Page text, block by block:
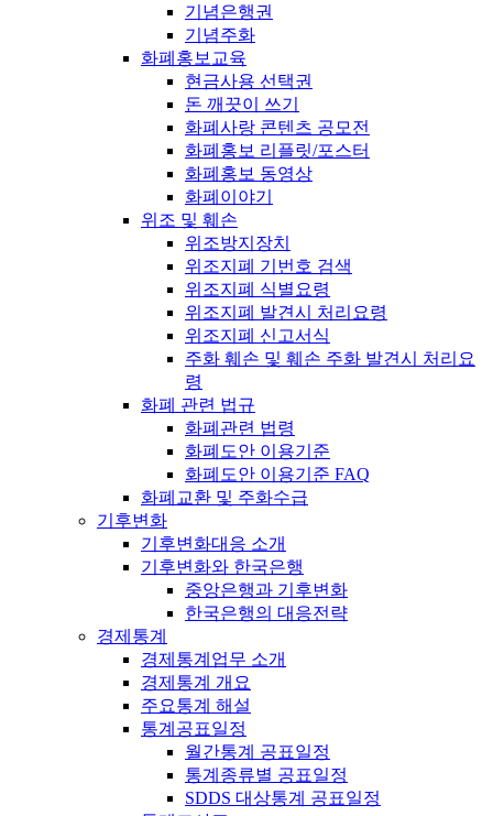
기념은행권
기념주화
화폐홍보교육
현금사용 선택권
돈 깨끗이 쓰기
화폐사랑 콘텐츠 공모전
화폐홍보 리플릿/포스터
화폐홍보 동영상
화폐이야기
위조 및 훼손
위조방지장치
위조지폐 기번호 검색
위조지폐 식별요령
위조지폐 발견시 처리요령
위조지폐 신고서식
주화 훼손 및 훼손 주화 발견시 처리요
령
화폐 관련 법규
화폐관련 법령
화폐도안 이용기준
화폐도안 이용기준 FAQ
화폐교환 및 주화수급
기후변화
기후변화대응 소개
기후변화와 한국은행
중앙은행과 기후변화
한국은행의 대응전략
경제통계
경제통계업무 소개
경제통계 개요
주요통계 해설
통계공표일정
월간통계 공표일정
통계종류별 공표일정
SDDS 대상통계 공표일정